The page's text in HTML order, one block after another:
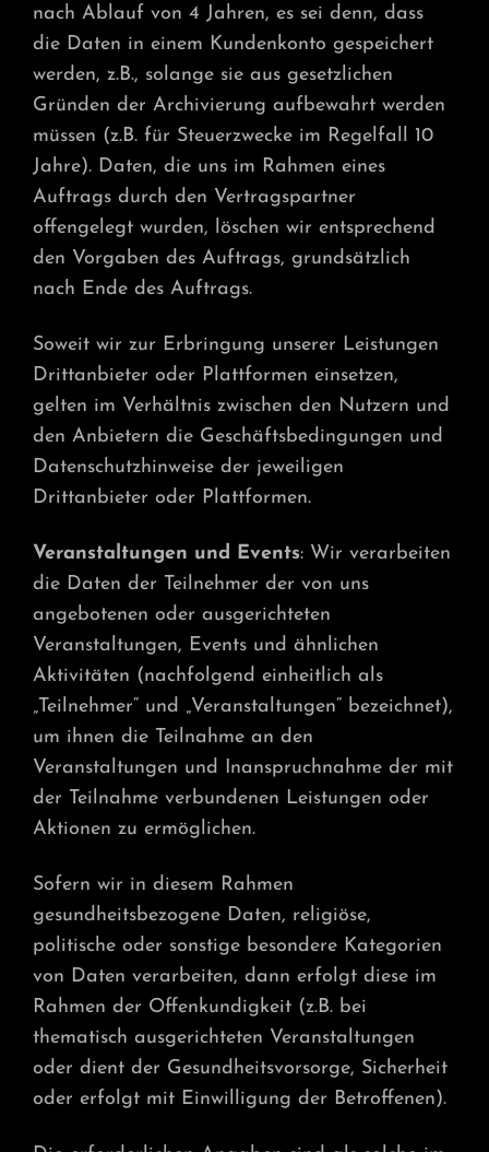
nach Ablauf von 4 Jahren, es sei denn, dass
die Daten in einem Kundenkonto gespeichert
werden, z.B., solange sie aus gesetzlichen
Gründen der Archivierung aufbewahrt werden
müssen (z.B. für Steuerzwecke im Regelfall 10
Jahre). Daten, die uns im Rahmen eines
Auftrags durch den Vertragspartner
offengelegt wurden, löschen wir entsprechend
den Vorgaben des Auftrags, grundsätzlich
nach Ende des Auftrags.
Soweit wir zur Erbringung unserer Leistungen
Drittanbieter oder Plattformen einsetzen,
gelten im Verhältnis zwischen den Nutzern und
den Anbietern die Geschäftsbedingungen und
Datenschutzhinweise der jeweiligen
Drittanbieter oder Plattformen.
Veranstaltungen und Events: Wir verarbeiten
die Daten der Teilnehmer der von uns
angebotenen oder ausgerichteten
Veranstaltungen, Events und ähnlichen
Aktivitäten (nachfolgend einheitlich als
„Teilnehmer“ und „Veranstaltungen“ bezeichnet),
um ihnen die Teilnahme an den
Veranstaltungen und Inanspruchnahme der mit
der Teilnahme verbundenen Leistungen oder
Aktionen zu ermöglichen.
Sofern wir in diesem Rahmen
gesundheitsbezogene Daten, religiöse,
politische oder sonstige besondere Kategorien
von Daten verarbeiten, dann erfolgt diese im
Rahmen der Offenkundigkeit (z.B. bei
thematisch ausgerichteten Veranstaltungen
oder dient der Gesundheitsvorsorge, Sicherheit
oder erfolgt mit Einwilligung der Betroffenen).